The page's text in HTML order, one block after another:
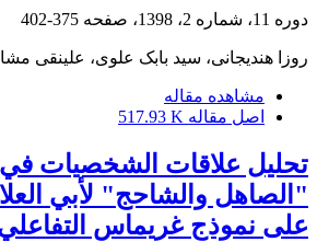
دوره 11، شماره 2، 1398، صفحه 375-402
روزا هندیجانی، سید بابک علوی، علینقی
مشاهده مقاله
اصل مقاله 517.93 K
تحليل علاقات الشخصيات
"الصاهل والشاحج" لأبي
على نموذج غريماس